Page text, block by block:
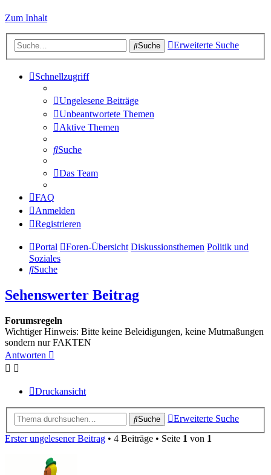
Zum Inhalt
Suche Erweiterte Suche
Schnellzugriff
Ungelesene Beiträge
Unbeantwortete Themen
Aktive Themen
Suche
Das Team
FAQ
Anmelden
Registrieren
Portal Foren-Übersicht Diskussionsthemen Politik und
Soziales
Suche
Sehenswerter Beitrag
Forumsregeln
Wichtiger Hinweis: Bitte keine Beleidigungen, keine Mutmaßungen
sondern nur FAKTEN
Antworten
Druckansicht
Suche
Erweiterte Suche
Erster ungelesener Beitrag • 4 Beiträge • Seite 1 von 1